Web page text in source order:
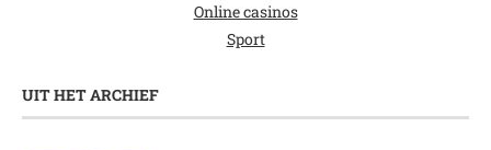
Online casinos
Sport
UIT HET ARCHIEF